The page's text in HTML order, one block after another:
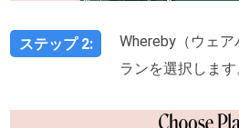
ステップ 2:
Whereby（ウェ
ランを選択します